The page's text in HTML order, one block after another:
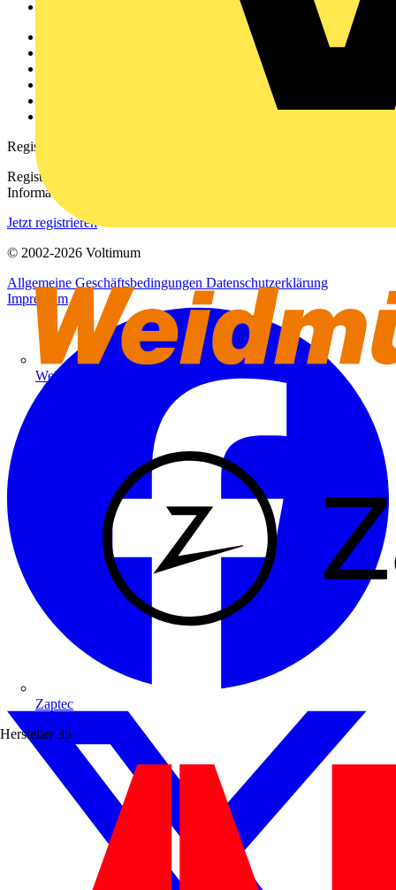
Weidmüller
Zaptec
Hersteller 35
Registrierung
Registrieren Sie sich kostenlos und erhalten Sie stets aktuelle
Informationen aus der Elektroindustrie.
Jetzt registrieren
© 2002-2026 Voltimum
Allgemeine Geschäftsbedingungen Datenschutzerklärung
Impressum